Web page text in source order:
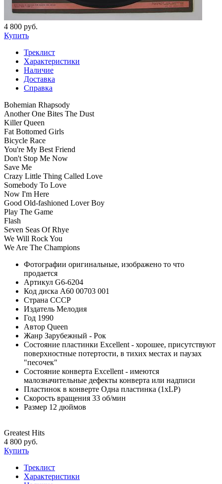
4 800 руб.
Купить
Треклист
Характеристики
Наличие
Доставка
Справка
Bohemian Rhapsody
Another One Bites The Dust
Killer Queen
Fat Bottomed Girls
Bicycle Race
You're My Best Friend
Don't Stop Me Now
Save Me
Crazy Little Thing Called Love
Somebody To Love
Now I'm Here
Good Old-fashioned Lover Boy
Play The Game
Flash
Seven Seas Of Rhye
We Will Rock You
We Are The Champions
Фотографии оригинальные, изображено то что
продается
Артикул G6-6204
Код диска А60 00703 001
Страна СССР
Издатель Мелодия
Год 1990
Автор Queen
Жанр Зарубежный - Рок
Состояние пластинки Excellent - хорошее, присутствуют
поверхностные потертости, в тихих местах и паузах
"песочек"
Состояние конверта Excellent - имеются
малозначительные дефекты конверта или надписи
Пластинок в конверте Одна пластинка (1xLP)
Скорость вращения 33 об/мин
Размер 12 дюймов
Greatest Hits
4 800 руб.
Купить
Треклист
Характеристики